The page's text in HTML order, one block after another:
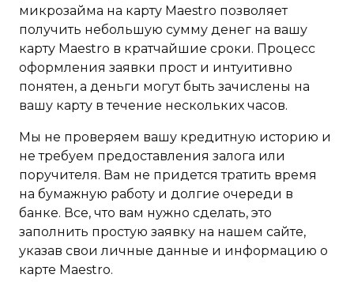
микрозайма на карту Maestro позволяет
получить небольшую сумму денег на вашу
карту Maestro в кратчайшие сроки. Процесс
оформления заявки прост и интуитивно
понятен, а деньги могут быть зачислены на
вашу карту в течение нескольких часов.
Мы не проверяем вашу кредитную историю и
не требуем предоставления залога или
поручителя. Вам не придется тратить время
на бумажную работу и долгие очереди в
банке. Все, что вам нужно сделать, это
заполнить простую заявку на нашем сайте,
указав свои личные данные и информацию о
карте Maestro.